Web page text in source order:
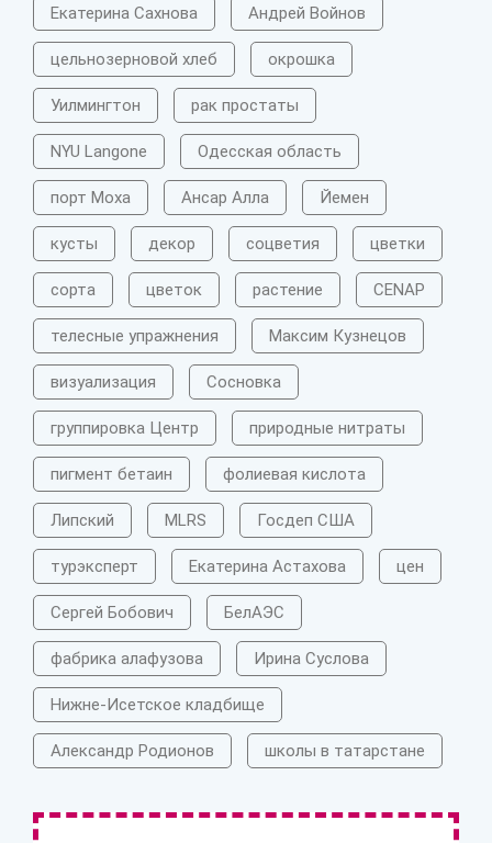
Екатерина Сахнова Андрей Войнов
цельнозерновой хлеб окрошка
Уилмингтон рак простаты
NYU Langone Одесская область
порт Моха Ансар Алла Йемен
кусты декор соцветия цветки
сорта цветок растение CENAP
телесные упражнения Максим Кузнецов
визуализация Сосновка
группировка Центр природные нитраты
пигмент бетаин фолиевая кислота
Липский MLRS Госдеп США
турэксперт Екатерина Астахова цен
Сергей Бобович БелАЭС
фабрика алафузова Ирина Суслова
Нижне-Исетское кладбище
Александр Родионов школы в татарстане